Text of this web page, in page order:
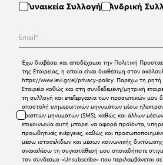
Γυναικεία Συλλογή Ανδρική
Έχω διαβάσει και αποδέχομαι την Πολιτική
της Εταιρείας, η οποία είναι διαθέσιμη στον
https://www.levi.gr/el/privacy-policy. Παρέχω τη ρητή
Εταιρεία καθώς και στη συνδεδεμένη/μητρική
τη συλλογή και επεξεργασία των προσωπικών μου
αποστολή ενημερωτικών μηνυμάτων μέσω
γραπτών μηνυμάτων (SMS), καθώς και άλλων μέσων
επικοινωνία αυτή μπορεί να αφορά προϊόντα,
προωθητικές ενέργειες, καθώς και
μέσω ιστοσελίδων και μέσων κοινωνικής
ανακαλέσω τη συγκατάθεσή μου οποιαδήποτε
τον σύνδεσμο «Unsubscribe» που περιλαμβάνεται